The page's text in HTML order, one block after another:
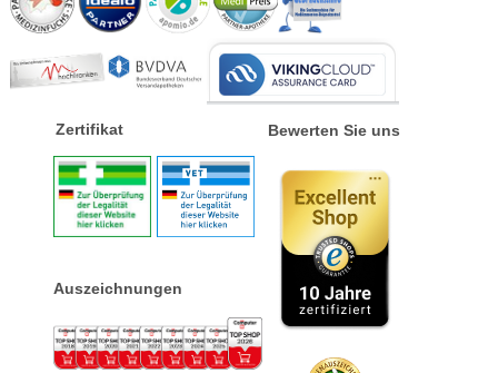
Zertifikat
Auszeichnungen
Bewerten Sie uns